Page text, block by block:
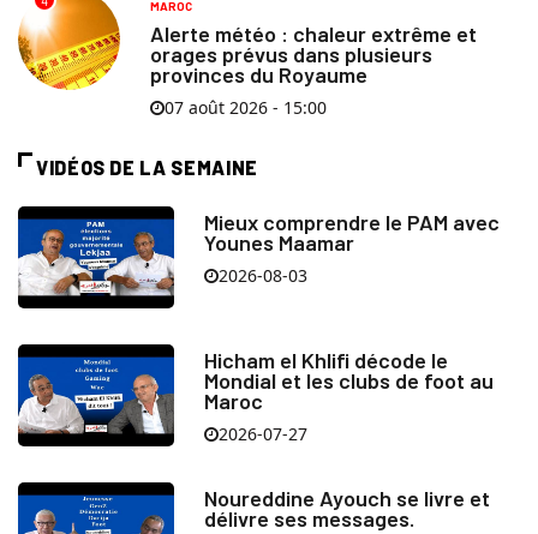
MAROC
Alerte météo : chaleur extrême et
orages prévus dans plusieurs
provinces du Royaume
07 août 2026 - 15:00
VIDÉOS DE LA SEMAINE
Mieux comprendre le PAM avec
Younes Maamar
2026-08-03
Hicham el Khlifi décode le
Mondial et les clubs de foot au
Maroc
2026-07-27
Noureddine Ayouch se livre et
délivre ses messages.